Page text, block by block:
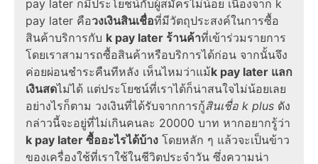
pay later ก็มีประโยชน์กับผู้สมัครไม่น้อย เนื่องจาก k
pay later คือวงเงินสินเชื่อที่มีวัตถุประสงค์ในการซื้อ
สินค้าบริการกับ k pay later ร้านค้าที่เข้าร่วมรายการ
โดยเราสามารถซื้อสินค้าหรือบริการได้ก่อน จากนั้นจึง
ค่อยผ่อนชำระคืนทีหลัง เห็นไหมว่าแม้k pay later แลก
เงินสดไม่ได้ แต่ประโยชน์ที่เราได้ก็น่าสนใจไม่น้อยเลย
อย่างไรก็ตาม วงเงินที่ได้รับจากการกู้สินเชื่อ k plus ดัง
กล่าวนี้จะอยู่ที่ไม่เกินคนละ 20000 บาท หากอยากรู้ว่า
k pay later ซื้ออะไรได้บ้าง โดยหลัก ๆ แล้วจะเป็นข้าว
ของเครื่องใช้ที่เราใช้ในชีวิตประจำวัน ซึ่งความน่า